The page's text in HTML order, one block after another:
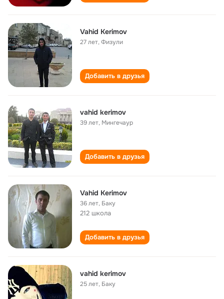
Vahid Kerimov
27 лет,Физули
Добавить в друзья
vahid kerimov
39 лет, Мингечаур
Добавить в друзья
Vahid Kerimov
36 лет, Баку
212 школа
Добавить в друзья
vahid kerimov
25 лет, Баку